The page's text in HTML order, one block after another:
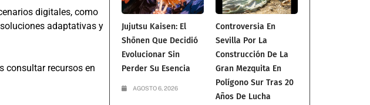
digitales, como
adaptativas y
consultar recursos en
Jujutsu Kaisen: El
Shōnen Que Decidió
Evolucionar Sin
Perder Su Esencia
AGOSTO 6, 2026
Controversia En
Sevilla Por La
Construcción De La
Gran Mezquita En
Polígono Sur Tras 20
Años De Lucha